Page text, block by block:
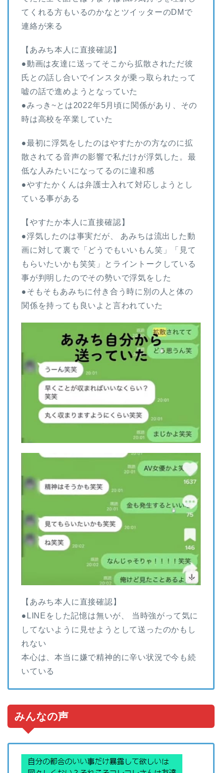
てくれる方もいるのかなとツイッターのDMで
連絡が来る
【あみち本人に直接確認】
●動画は友達に送ってそこから拡散されただ彼
氏との話し合いでインスタが乗っ取られたって
嘘の話で進めようとなっていた
●みっき~とは2022年5月頃に関係があり、その
時は高校を卒業していた
●最初に浮気をしたのはやすたかの方なのに拡
散されてる音声の影響で私だけが浮気した。最
低な人みたいになってるのに違和感
●やすたかくんは弁護士入れて対応しようとし
ている事がある
【やすたか本人に直接確認】
●浮気したのは事実だが、 あみちは流出した動
画に対して裏で「どうでもいいもん笑」「見て
もらいたいかも笑笑」とライントークしている
事が判明したのでその勢いで浮気をした
●そもそもあみちに付き合う時に別の人と体の
関係を持っても良いよと言われていた
【あみち本人に直接確認】
●LINEをした記憶は無いが、 当時強がって気に
してないように見せようとして送ったのかもし
れない
本心は、本当に嫌で精神的に辛い状況で今も続
いている
みんなの声